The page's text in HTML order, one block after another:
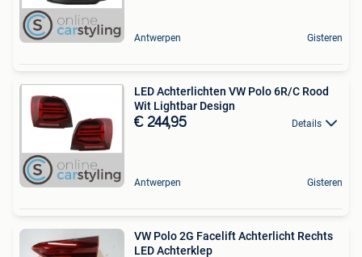
Antwerpen Gisteren
LED Achterlichten VW Polo 6R/C Rood
Wit Lightbar Design
€ 244,95 Details
Antwerpen Gisteren
VW Polo 2G Facelift Achterlicht Rechts
LED Achterklep